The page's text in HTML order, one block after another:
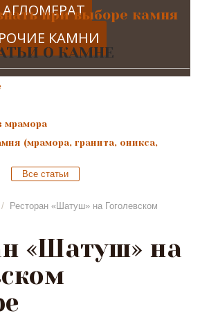
АГЛОМЕРАТ
КАМНИ
при выборе камня
О КАМНЕ
мрамора
(мрамора, гранита, оникса,
Все статьи
/
Ресторан «Шатуш» на Гоголевском
«Шатуш» на